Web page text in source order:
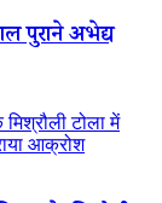
पुराने अभेद्य
टोला में
आक्रोश